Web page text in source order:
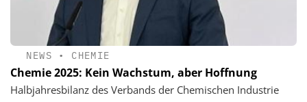
NEWS • CHEMIE
Chemie 2025: Kein Wachstum, aber Hoffnung
Halbjahresbilanz des Verbands der Chemischen Industrie